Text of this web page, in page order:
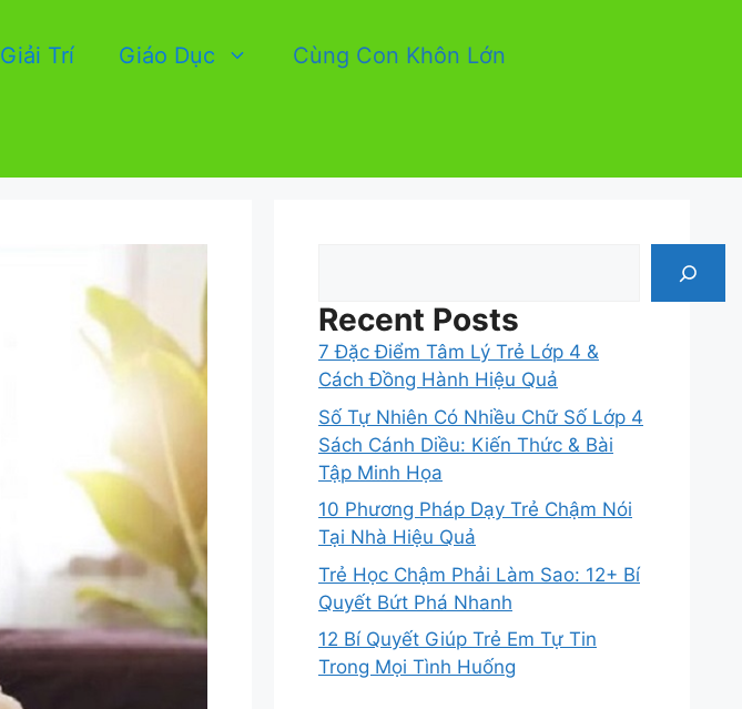
Giải Trí Giáo Dục Cùng Con Khôn Lớn
Recent Posts
7 Đặc Điểm Tâm Lý Trẻ Lớp 4 &
Cách Đồng Hành Hiệu Quả
Số Tự Nhiên Có Nhiều Chữ Số Lớp 4
Sách Cánh Diều: Kiến Thức & Bài
Tập Minh Họa
10 Phương Pháp Dạy Trẻ Chậm Nói
Tại Nhà Hiệu Quả
Trẻ Học Chậm Phải Làm Sao: 12+ Bí
Quyết Bứt Phá Nhanh
12 Bí Quyết Giúp Trẻ Em Tự Tin
Trong Mọi Tình Huống